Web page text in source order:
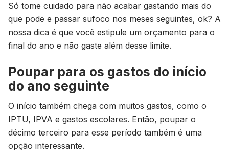
Só tome cuidado para não acabar gastando mais do
que pode e passar sufoco nos meses seguintes, ok? A
nossa dica é que você estipule um orçamento para o
final do ano e não gaste além desse limite.
Poupar para os gastos do início
do ano seguinte
O início também chega com muitos gastos, como o
IPTU, IPVA e gastos escolares. Então, poupar o
décimo terceiro para esse período também é uma
opção interessante.